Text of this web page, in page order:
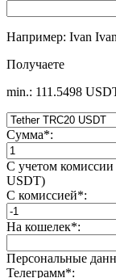
Например: Ivan
Получаете
min.: 111.5498
Сумма*:
С учетом
USDT)
С комиссией*:
На кошелек*:
Персональные
Телеграмм*: